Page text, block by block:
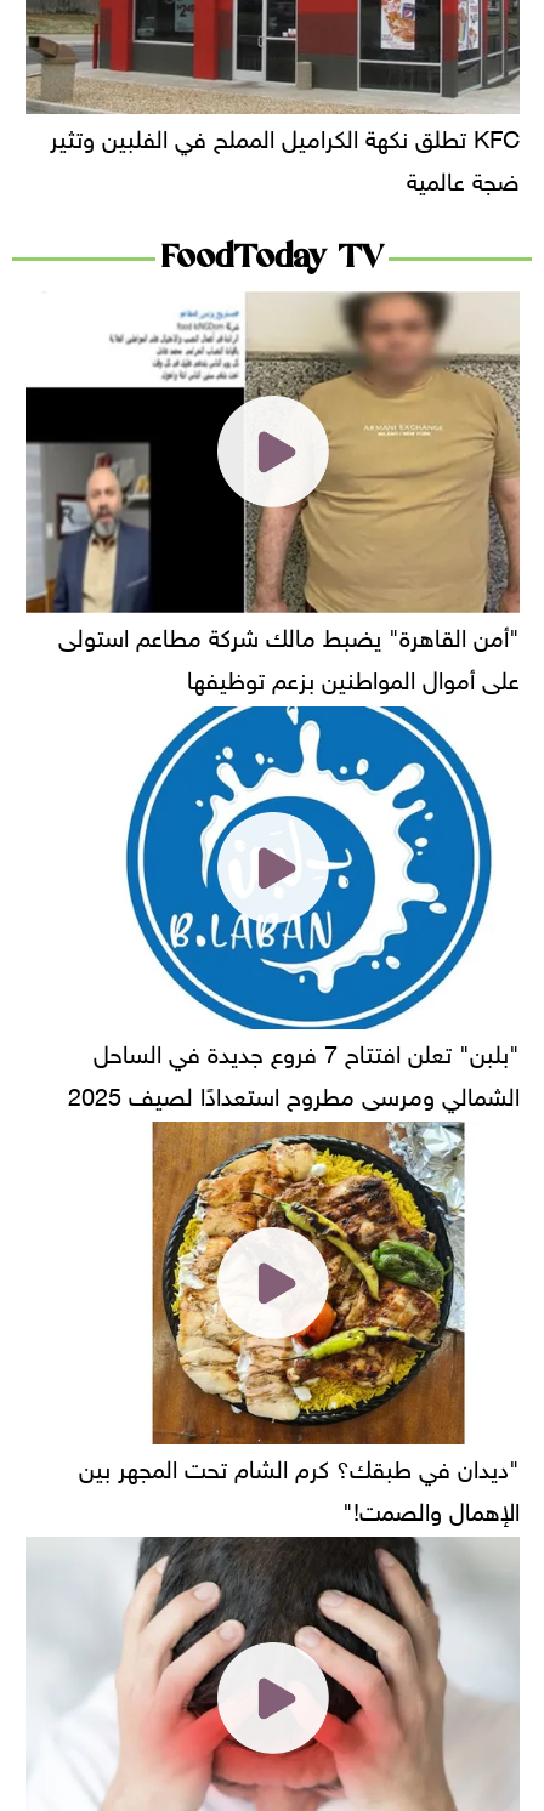
KFC تطلق نكهة الكراميل المملح في الفلبين وتثير
ضجة عالمية
FoodToday TV
"أمن القاهرة" يضبط مالك شركة مطاعم استولى
على أموال المواطنين بزعم توظيفها
"بلبن" تعلن افتتاح 7 فروع جديدة في الساحل
الشمالي ومرسى مطروح استعدادًا لصيف 2025
"ديدان في طبقك؟ كرم الشام تحت المجهر بين
الإهمال والصمت!"